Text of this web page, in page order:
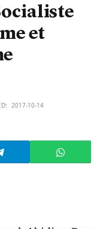
et
2017-10-14